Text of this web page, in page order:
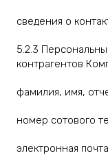
сведения о
5.2.3
контрагентов
фамилия, имя,
номер сотового
электронная